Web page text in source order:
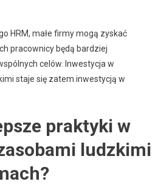
HRM, małe firmy mogą zyskać
pracownicy będą bardziej
celów. Inwestycja w
staje się zatem inwestycją w
praktyki w
ludzkimi